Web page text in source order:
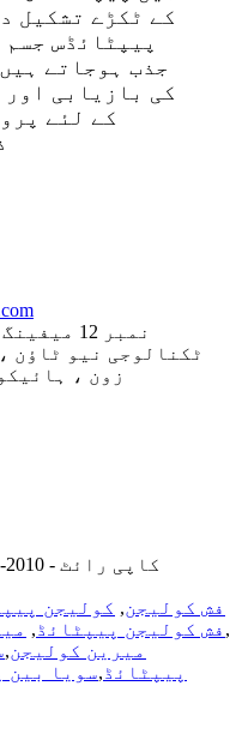
کے ٹکڑے تشکیل
پیپٹائڈس
جذب ہوجاتے
کی بازیابی
کے لئے
نمبر 12
ٹکنالوجی نیو ٹاؤن
زون ،
© کاپی رائٹ - 2010-2025: تمام حقوق محفوظ ہیں۔
فش کولیجن, کولیجن
فش کولیجن پیپٹائڈ ,
,
میرین کولیجن,
پیپٹائڈ ,سویا بین